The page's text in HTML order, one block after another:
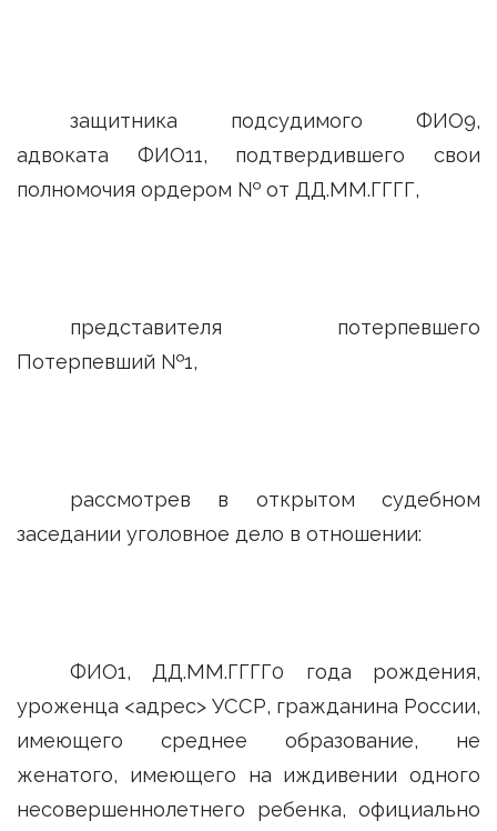
защитника подсудимого ФИО9,
адвоката ФИО11, подтвердившего свои
полномочия ордером № от ДД.ММ.ГГГГ,
представителя потерпевшего
Потерпевший №1,
рассмотрев в открытом судебном
заседании уголовное дело в отношении:
ФИО1, ДД.ММ.ГГГГ0 года рождения,
уроженца <адрес> УССР, гражданина России,
имеющего среднее образование, не
женатого, имеющего на иждивении одного
несовершеннолетнего ребенка, официально